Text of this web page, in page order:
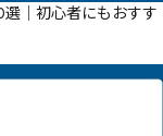
選｜初心者にもおすす